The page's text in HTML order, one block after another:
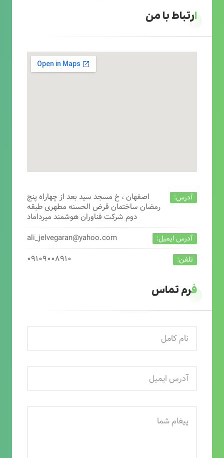
ارتباط با من
آدرس:
اصفهان ، خ مسجد سید بعد از چهاراه پنج
رمضان ساختمان قرض الحسنه مطهری طبقه
دوم شرکت فناوران هوشمند میرداماد
آدرس ایمیل: ali_jelvegaran@yahoo.com
تلفن: ۰۹۱۰۹۰۰۸۹۱۰
فرم تماس